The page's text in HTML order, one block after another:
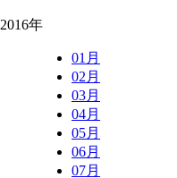
2016年
01月
02月
03月
04月
05月
06月
07月